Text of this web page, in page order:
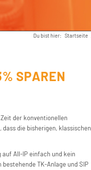
Du bist hier: Startseite
SPAREN
der konventionellen
die bisherigen, klassischen
All-IP einfach und kein
TK-Anlage und SIP